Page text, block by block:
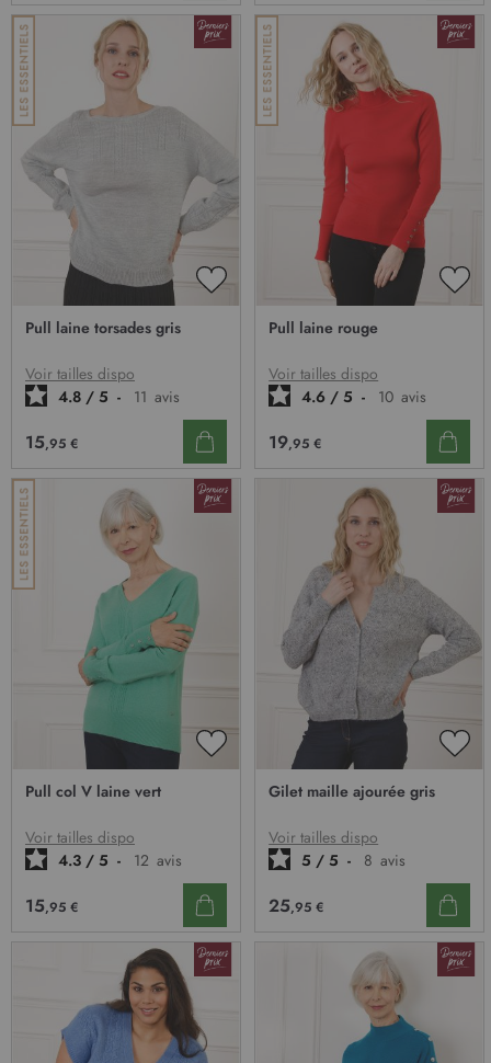
AJOUTER
D’ENVIE
Pull laine torsades gris
Voir tailles dispo
4.8 / 5 - 11 avis
15,95 €
Pull laine rouge
Voir tailles dispo
4.6 / 5 - 10 avis
19,95 €
AJOUTER
D’ENVIE
Pull col V laine vert
Voir tailles dispo
4.3 / 5 - 12 avis
15,95 €
Gilet maille ajourée gris
Voir tailles dispo
5 / 5 - 8 avis
25,95 €